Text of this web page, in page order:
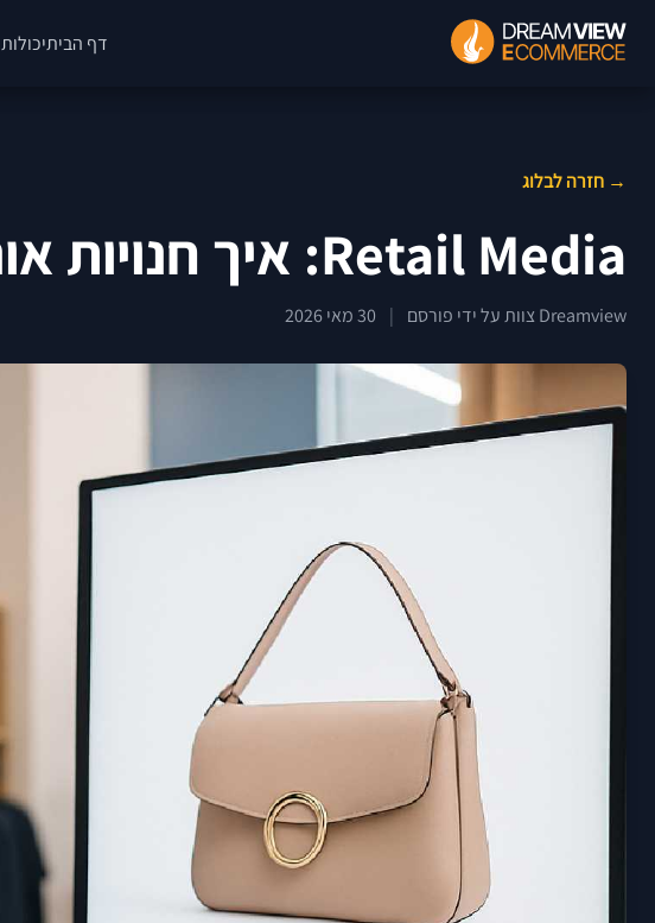
דף הביתיכולות AI
→ חזרה לבלוג
Retail Media: איך חנויות אונליין הופכות גם לפלטפורמות פרסום
Dreamview צוות על ידי פורסם | 30 מאי 2026